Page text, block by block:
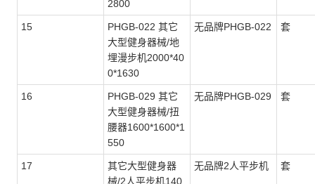
2800
15
PHGB-022 其它
大型健身器械/地
埋漫步机2000*40
0*1630
无品牌PHGB-022 套
16
PHGB-029 其它
大型健身器械/扭
腰器1600*1600*1
550
无品牌PHGB-029 套
17
其它大型健身器
械/2人平步机140
无品牌2人平步机 套